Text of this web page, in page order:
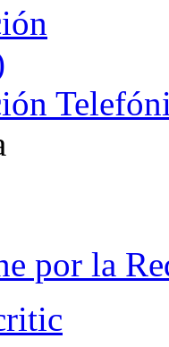
por la